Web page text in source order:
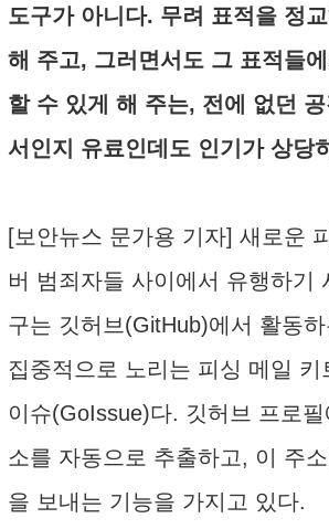
도구가 아니다. 무려 표적을 정교
해 주고, 그러면서도 그 표적들
할 수 있게 해 주는, 전에 없던
서인지 유료인데도 인기가 상당
[보안뉴스 문가용 기자] 새로운
버 범죄자들 사이에서 유행하기
구는 깃허브(GitHub)에서 활동
집중적으로 노리는 피싱 메일 키
이슈(GoIssue)다. 깃허브 프로
소를 자동으로 추출하고, 이 주
을 보내는 기능을 가지고 있다.